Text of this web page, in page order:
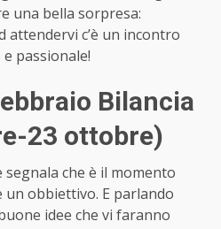
una bella sorpresa:
attendervi c’è un incontro
passionale!
Bilancia
23 ottobre)
segnala che è il momento
obbiettivo. E parlando
idee che vi faranno